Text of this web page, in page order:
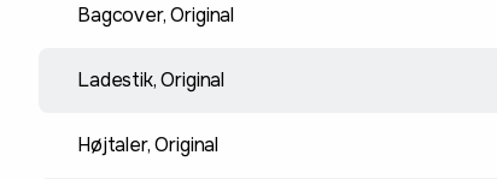
Bagcover, Original
Ladestik, Original
Højtaler, Original